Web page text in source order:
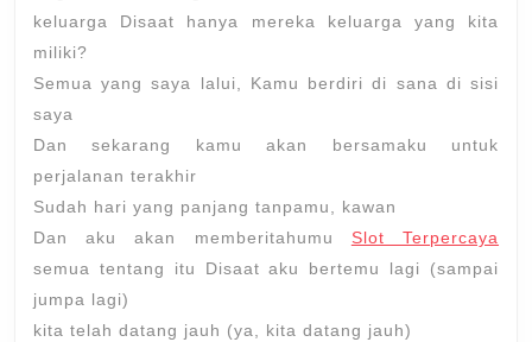
keluarga Disaat hanya mereka keluarga yang kita
miliki?
Semua yang saya lalui, Kamu berdiri di sana di sisi
saya
Dan sekarang kamu akan bersamaku untuk
perjalanan terakhir
Sudah hari yang panjang tanpamu, kawan
Dan aku akan memberitahumu Slot Terpercaya
semua tentang itu Disaat aku bertemu lagi (sampai
jumpa lagi)
kita telah datang jauh (ya, kita datang jauh)